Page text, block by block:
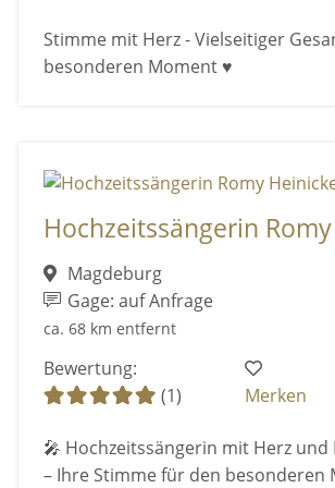
Stimme mit Herz - Vielseitiger
besonderen Moment ♥️
Hochzeitssängerin
Magdeburg
Gage: auf Anfrage
ca. 68 km entfernt
Bewertung:
(1)
Merken
🎤 Hochzeitssängerin mit Herz und
– Ihre Stimme für den besonderen